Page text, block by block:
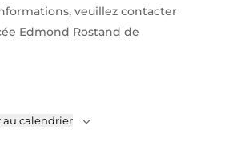
veuillez contacter
Edmond Rostand de
au calendrier